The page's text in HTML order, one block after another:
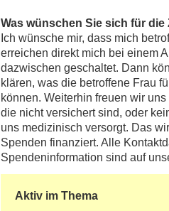
Was wünschen Sie sich für
Ich wünsche mir, dass mich
erreichen direkt mich bei einem
dazwischen geschaltet. Dann
klären, was die betroffene Frau
können. Weiterhin freuen wir
die nicht versichert sind, oder
uns medizinisch versorgt. Das
Spenden finanziert. Alle
Spendeninformation sind auf
Aktiv im Thema